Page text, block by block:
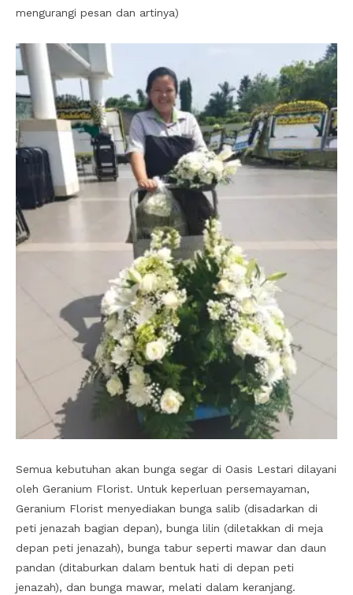
mengurangi pesan dan artinya)
Semua kebutuhan akan bunga segar di Oasis Lestari dilayani
oleh Geranium Florist. Untuk keperluan persemayaman,
Geranium Florist menyediakan bunga salib (disadarkan di
peti jenazah bagian depan), bunga lilin (diletakkan di meja
depan peti jenazah), bunga tabur seperti mawar dan daun
pandan (ditaburkan dalam bentuk hati di depan peti
jenazah), dan bunga mawar, melati dalam keranjang.